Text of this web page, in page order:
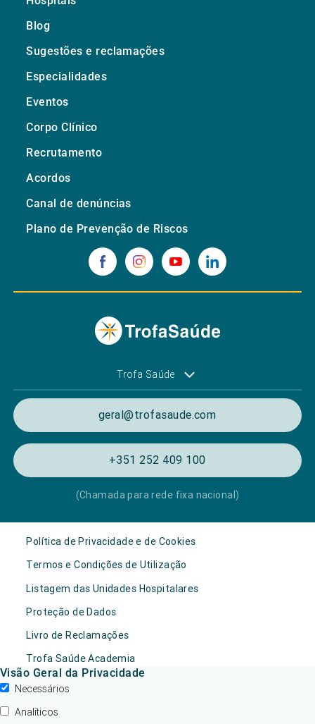
Blog
Sugestões e reclamações
Especialidades
Eventos
Corpo Clínico
Recrutamento
Acordos
Canal de denúncias
Plano de Prevenção de Riscos
Trofa Saúde
geral@trofasaude.com
+351 252 409 100
(Chamada para rede fixa nacional)
Política de Privacidade e de Cookies
Termos e Condições de Utilização
Listagem das Unidades Hospitalares
Proteção de Dados
Livro de Reclamações
Trofa Saúde Academia
Visão Geral da Privacidade
Necessários
Analíticos